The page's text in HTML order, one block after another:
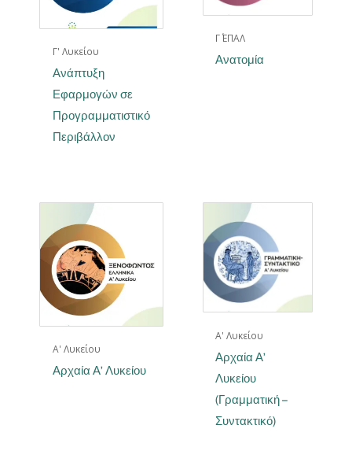
Γ' Λυκείου
Ανάπτυξη
Εφαρμογών σε
Προγραμματιστικό
Περιβάλλον
Γ΄ ΕΠΑΛ
Ανατομία
Α' Λυκείου
Αρχαία Α’ Λυκείου
Α' Λυκείου
Αρχαία Α’
Λυκείου
(Γραμματική –
Συντακτικό)